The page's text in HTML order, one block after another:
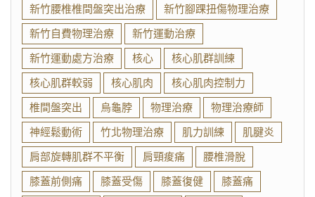
新竹腰椎椎間盤突出治療
新竹腳踝扭傷物理治療
新竹自費物理治療
新竹運動治療
新竹運動處方治療
核心
核心肌群訓練
核心肌群較弱
核心肌肉
核心肌肉控制力
椎間盤突出
烏龜脖 物理治療
物理治療師
神經鬆動術
竹北物理治療 肌力訓練
肌腱炎
肩部旋轉肌群不平衡
肩頸痠痛
腰椎滑脫
膝蓋前側痛
膝蓋受傷 膝蓋復健
膝蓋痛